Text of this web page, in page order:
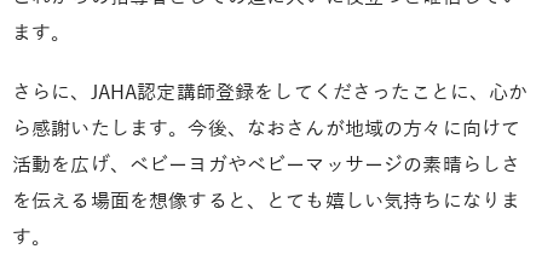
ます。
さらに、JAHA認定講師登録をしてくださったことに、心か
ら感謝いたします。今後、なおさんが地域の方々に向けて
活動を広げ、ベビーヨガやベビーマッサージの素晴らしさ
を伝える場面を想像すると、とても嬉しい気持ちになりま
す。